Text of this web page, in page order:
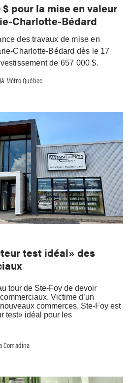
pour la mise en valeur
Charlotte-Bédard
des travaux de mise en
Charlotte-Bédard dès le 17
de 657 000 $.
Métro Québec
test idéal» des
tour de Ste-Foy de devoir
Victime d’un
commerces, Ste-Foy est
test» idéal pour les
Comadina